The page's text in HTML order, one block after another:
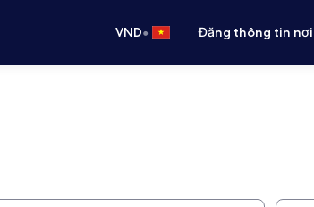
VND• Đăng thông tin